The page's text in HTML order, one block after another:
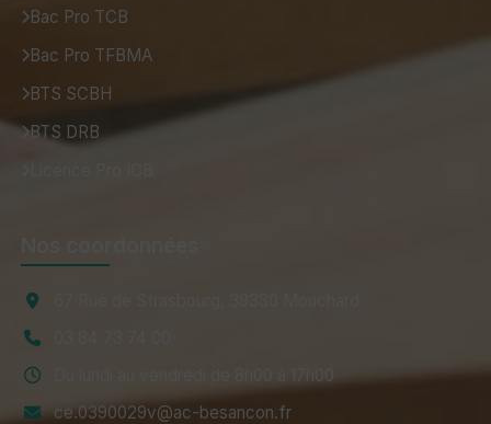
Bac Pro TCB
Bac Pro TFBMA
BTS SCBH
BTS DRB
Du lundi au vendredi de 8h00 à 17h00
ce.0390029v@ac-besancon.fr